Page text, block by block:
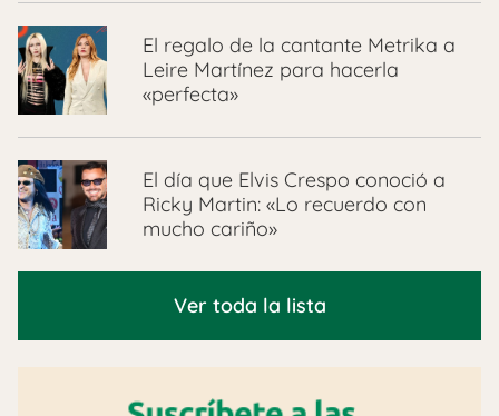
El regalo de la cantante Metrika a
Leire Martínez para hacerla
«perfecta»
El día que Elvis Crespo conoció a
Ricky Martin: «Lo recuerdo con
mucho cariño»
Ver toda la lista